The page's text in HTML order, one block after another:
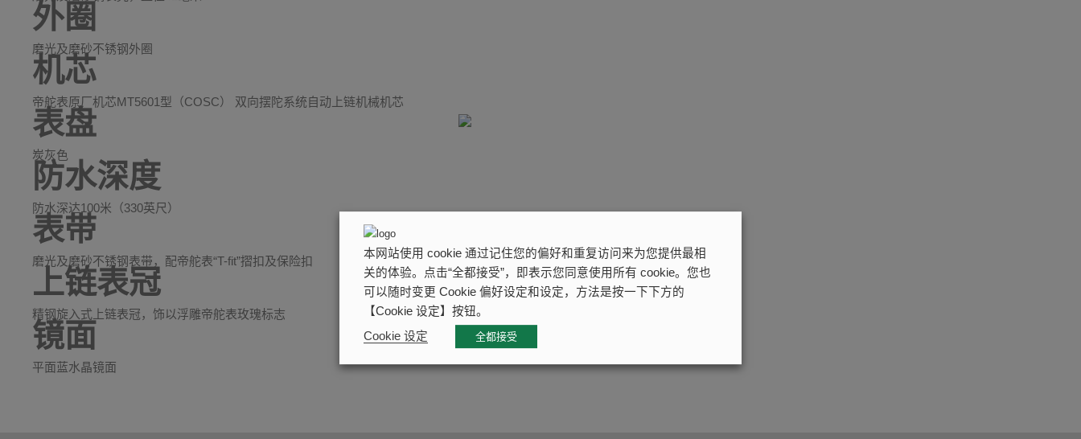
外圈
磨光及磨砂不锈钢外圈
机芯
帝舵表原厂机芯MT5601型（COSC） 双向摆陀系统自动上链机械机芯
表盘
炭灰色
防水深度
防水深达100米（330英尺）
表带
磨光及磨砂不锈钢表带，配帝舵表“T-fit”摺扣及保险扣
上链表冠
精钢旋入式上链表冠，饰以浮雕帝舵表玫瑰标志
镜面
平面蓝水晶镜面
本网站使用 cookie 通过记住您的偏好和重复访问来为您提供最相
关的体验。点击“全都接受”，即表示您同意使用所有 cookie。您也
可以随时变更 Cookie 偏好设定和设定，方法是按一下下方的
【Cookie 设定】按钮。
Cookie 设定
全都接受